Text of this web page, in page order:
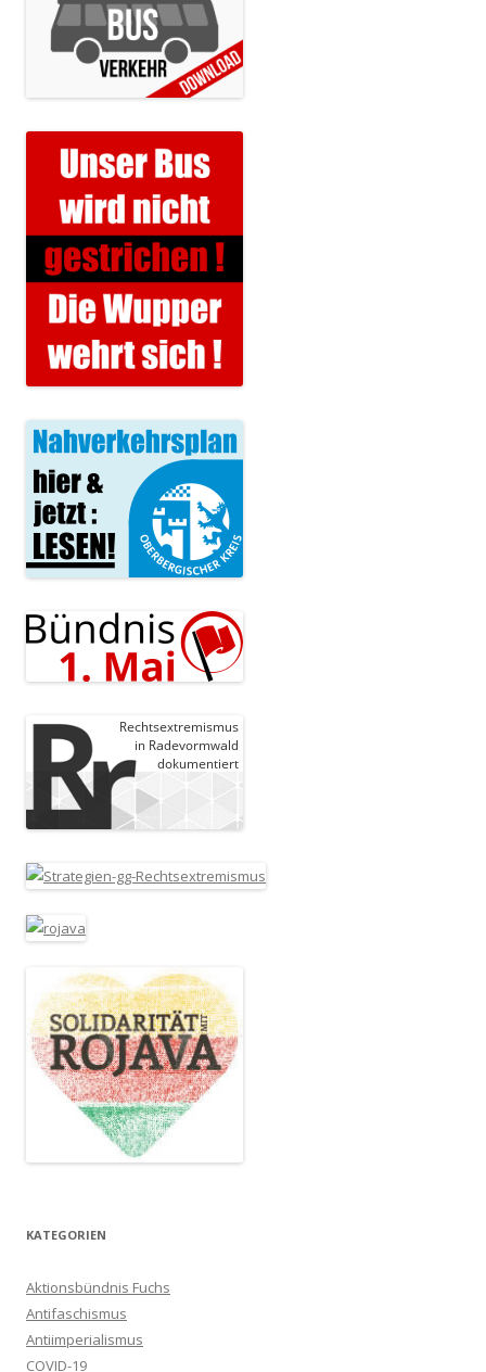
KATEGORIEN
Aktionsbündnis Fuchs
Antifaschismus
Antiimperialismus
COVID-19